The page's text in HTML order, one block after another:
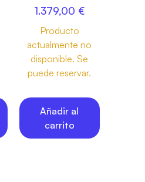
1.379,00 €
Producto
actualmente no
disponible. Se
puede reservar.
Añadir al
carrito